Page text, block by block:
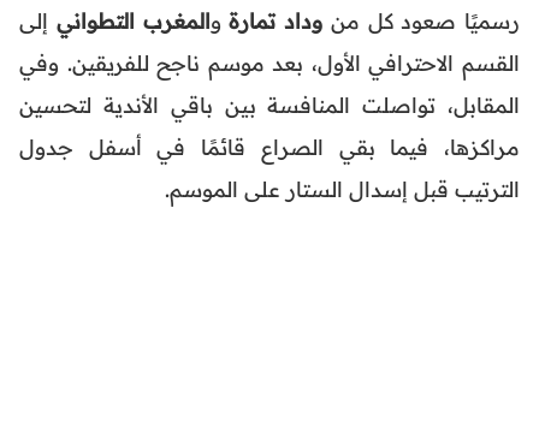
رسميًا صعود كل من وداد تمارةوالمغرب التطواني إلى
القسم الاحترافي الأول، بعد موسم ناجح للفريقين. وفي
المقابل، تواصلت المنافسة بين باقي الأندية لتحسين
مراكزها، فيما بقي الصراع قائمًا في أسفل جدول
الترتيب قبل إسدال الستار على الموسم.